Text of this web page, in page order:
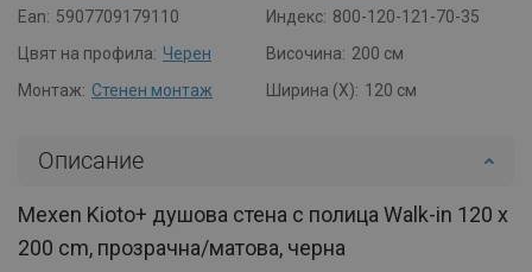
Ean: 5907709179110 Индекс: 800-120-121-70-35
Цвят на профила: Черен Височина: 200 см
Монтаж: Стенен монтаж Ширина (X): 120 см
Описание
Mexen Kioto+ душова стена с полица Walk-in 120 x
200 cm, прозрачна/матова, черна